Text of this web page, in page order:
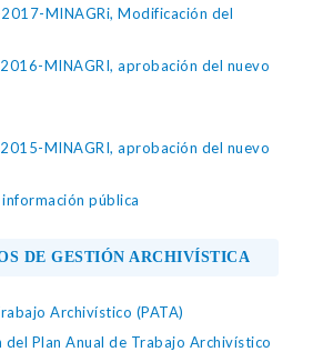
2017-MINAGRi, Modificación del
MINAGRI, aprobación del nuevo
MINAGRI, aprobación del nuevo
pública
DE GESTIÓN ARCHIVÍSTICA
Archivístico (PATA)
Plan Anual de Trabajo Archivístico